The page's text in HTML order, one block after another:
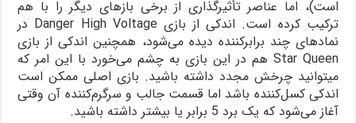
است)، اما عناصر تأثیرگذاری از برخی بازهای دیگر را با هم
ترکیب کرده است. اندکی از بازی Danger High Voltage در
نمادهای چند برابرکننده دیده می‌شود، همچنین اندکی از بازی
Star Queen هم در این بازی به چشم می‌خورد با این امر که
میتوانید چرخش مجدد داشته باشید. بازی اصلی ممکن است
اندکی کسل‌کننده باشد اما قسمت جالب و سرگرم‌کننده آن وقتی
آغاز می‌شود که یک برد 5 برابر یا بیشتر داشته باشید.